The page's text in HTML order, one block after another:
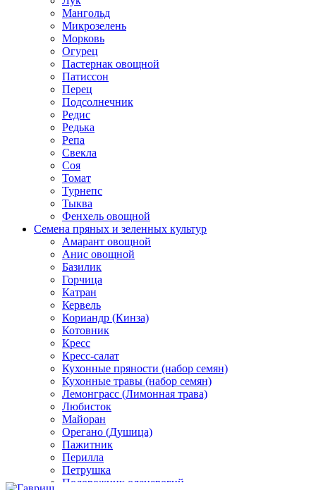
Мангольд
Микрозелень
Морковь
Огурец
Пастернак овощной
Патиссон
Перец
Подсолнечник
Редис
Редька
Репа
Свекла
Соя
Томат
Турнепс
Тыква
Фенхель овощной
Семена пряных и зеленных культур
Амарант овощной
Анис овощной
Базилик
Горчица
Катран
Кервель
Кориандр (Кинза)
Котовник
Кресс
Кресс-салат
Кухонные пряности (набор семян)
Кухонные травы (набор семян)
Лемонграсс (Лимонная трава)
Любисток
Майоран
Орегано (Душица)
Пажитник
Перилла
Петрушка
Подорожник оленерогий